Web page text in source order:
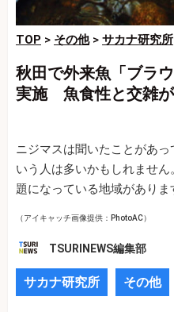
TOP > その他> サカナ研究所
秋田で外来魚「ブラ
実施 魚食性と交雑が
ニジマスは聞いたことがあ
いう人は多いかもしれませ
題になっている地域がありま
（アイキャッチ画像提供：PhotoAC）
TSURINEWS編集部
サカナ研究所 その他